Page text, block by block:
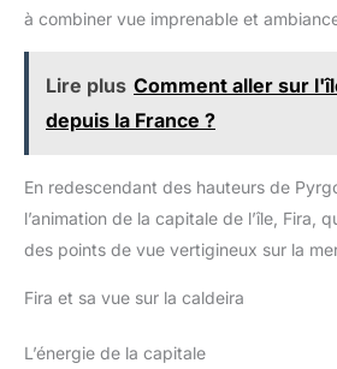
à combiner vue imprenable et
Lire plus Comment aller sur
depuis la France ?
En redescendant des hauteurs de
l’animation de la capitale de l’île, Fira,
des points de vue vertigineux sur la
Fira et sa vue sur la caldeira
L’énergie de la capitale